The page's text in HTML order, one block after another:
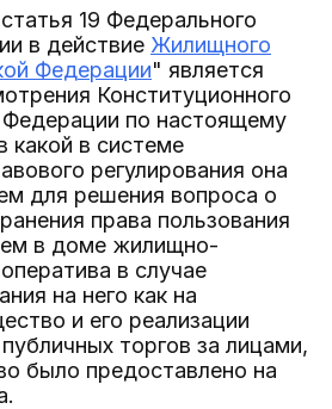
19 Федерального
в действие Жилищного
Федерации" является
Конституционного
по настоящему
какой в системе
регулирования она
для решения вопроса о
права пользования
в доме жилищно-
в случае
на него как на
и его реализации
торгов за лицами,
было предоставлено на